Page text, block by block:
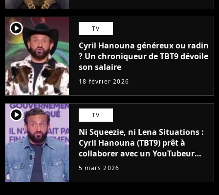
player2 TV
Cyril Hanouna généreux ou radin
? Un chroniqueur de TBT9 dévoile
son salaire
18 février 2026
player2 TV
Ni Squeezie, ni Lena Situations :
Cyril Hanouna (TBT9) prêt à
collaborer avec un YouTubeur
pour un projet qui fera des
5 mars 2026